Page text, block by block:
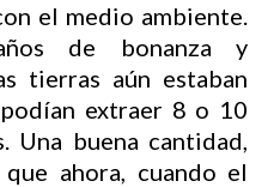
el medio ambiente.
de bonanza y
tierras aún estaban
extraer 8 o 10
Una buena cantidad,
ahora, cuando el